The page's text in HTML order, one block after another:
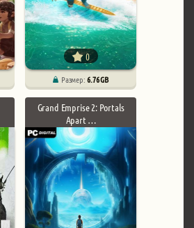
0
Размер:6.76 GB
Grand Emprise 2: Portals
Apart …